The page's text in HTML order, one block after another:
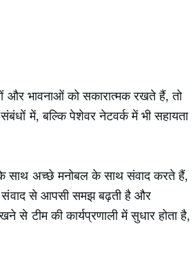
और भावनाओं को सकारात्मक रखते हैं, तो
में, बल्कि पेशेवर नेटवर्क में भी सहायता
के साथ अच्छे मनोबल के साथ संवाद करते हैं,
संवाद से आपसी समझ बढ़ती है और
से टीम की कार्यप्रणाली में सुधार होता है,